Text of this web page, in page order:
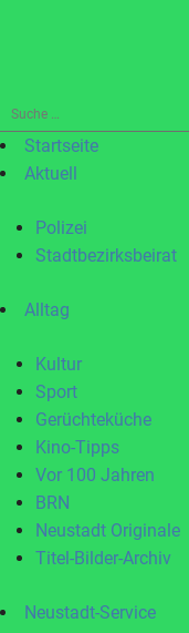
Suche
nach:Startseite
Aktuell
Polizei
Stadtbezirksbeirat
Alltag
Kultur
Sport
Gerüchteküche
Kino-Tipps
Vor 100 Jahren
BRN
Neustadt Originale
Titel-Bilder-Archiv
Neustadt-Service